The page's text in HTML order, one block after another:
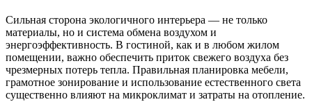
Сильная сторона экологичного интерьера — не только
материалы, но и система обмена воздухом и
энергоэффективность. В гостиной, как и в любом жилом
помещении, важно обеспечить приток свежего воздуха без
чрезмерных потерь тепла. Правильная планировка мебели,
грамотное зонирование и использование естественного света
существенно влияют на микроклимат и затраты на отопление.